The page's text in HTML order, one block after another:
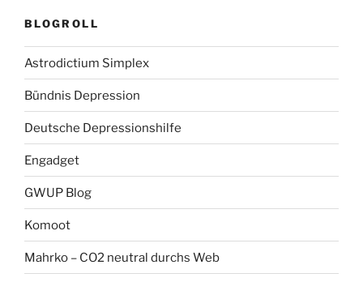
BLOGROLL
Astrodictium Simplex
Bündnis Depression
Deutsche Depressionshilfe
Engadget
GWUP Blog
Komoot
Mahrko – CO2 neutral durchs Web